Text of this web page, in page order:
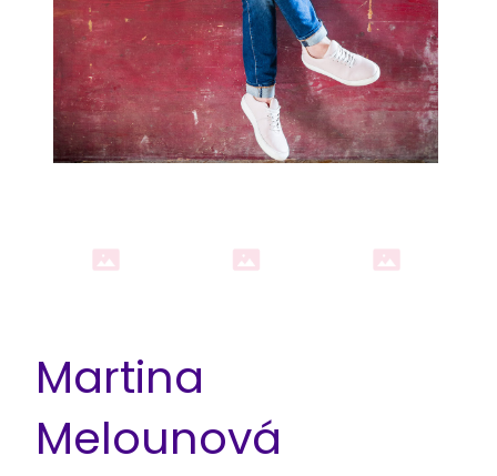
Martina
Melounová